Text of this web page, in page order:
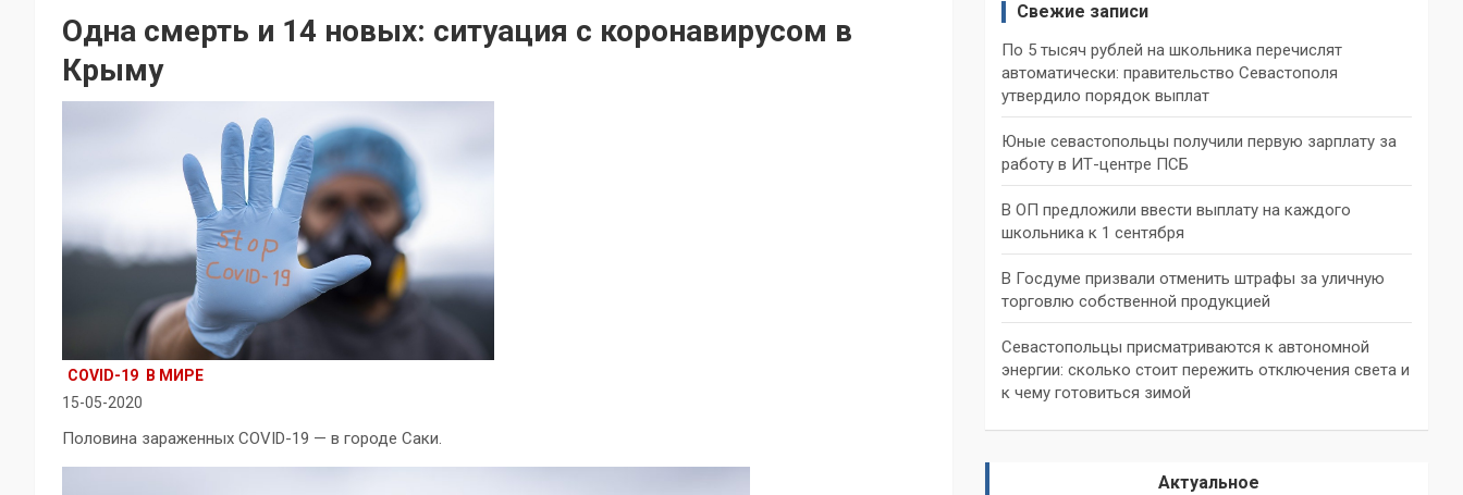
Одна смерть и 14 новых: ситуация с коронавирусом в
Крыму
COVID-19
В МИРЕ
15-05-2020
Половина зараженных COVID-19 — в городе Саки.
Свежие записи
По 5 тысяч рублей на школьника перечислят
автоматически: правительство Севастополя
утвердило порядок выплат
Юные севастопольцы получили первую зарплату за
работу в ИТ-центре ПСБ
В ОП предложили ввести выплату на каждого
школьника к 1 сентября
В Госдуме призвали отменить штрафы за уличную
торговлю собственной продукцией
Севастопольцы присматриваются к автономной
энергии: сколько стоит пережить отключения света и
к чему готовиться зимой
Актуальное